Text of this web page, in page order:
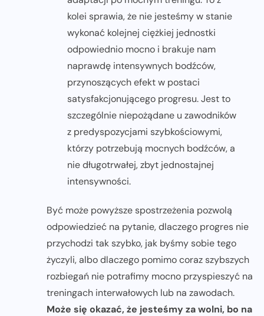
kolei sprawia, że nie jesteśmy w stanie
wykonać kolejnej ciężkiej jednostki
odpowiednio mocno i brakuje nam
naprawdę intensywnych bodźców,
przynoszących efekt w postaci
satysfakcjonującego progresu. Jest to
szczególnie niepożądane u zawodników
z predyspozycjami szybkościowymi,
którzy potrzebują mocnych bodźców, a
nie długotrwałej, zbyt jednostajnej
intensywności.
Być może powyższe spostrzeżenia pozwolą
odpowiedzieć na pytanie, dlaczego progres nie
przychodzi tak szybko, jak byśmy sobie tego
życzyli, albo dlaczego pomimo coraz szybszych
rozbiegań nie potrafimy mocno przyspieszyć na
treningach interwałowych lub na zawodach.
Może się okazać, że jesteśmy za wolni, bo na